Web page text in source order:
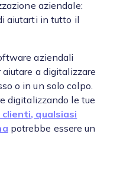
aziendale:
aiutarti in tutto il
aziendali
a digitalizzare
o in un solo colpo.
digitalizzando le tue
qualsiasi
potrebbe essere un